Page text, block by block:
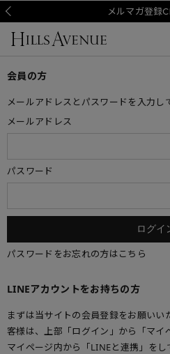
メルマガ登録
会員の方
メールアドレスとパスワードを入力し
メールアドレス
パスワード
パスワードをお忘れの方はこちら
LINEアカウントをお持ちの方
まずは当サイトの会員登録をお願いい
客様は、上部「ログイン」から「マイ
マイページ内から「LINEと連携」を